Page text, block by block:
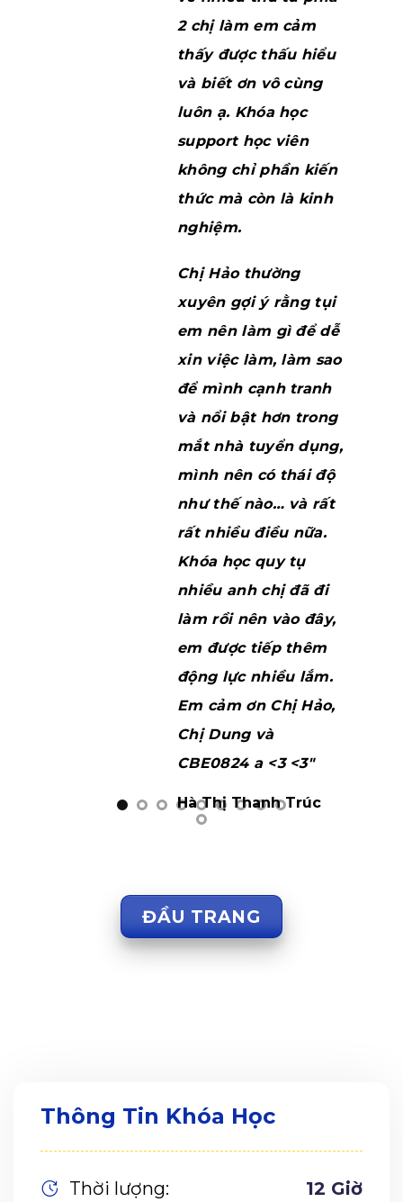
2 chị làm em cảm
thấy được thấu hiểu
và biết ơn vô cùng
luôn ạ. Khóa học
support học viên
không chỉ phần kiến
thức mà còn là kinh
nghiệm.
Chị Hảo thường
xuyên gợi ý rằng tụi
em nên làm gì để dễ
xin việc làm, làm sao
để mình cạnh tranh
và nổi bật hơn trong
mắt nhà tuyển dụng,
mình nên có thái độ
như thế nào… và rất
rất nhiều điều nữa.
Khóa học quy tụ
nhiều anh chị đã đi
làm rồi nên vào đây,
em được tiếp thêm
động lực nhiều lắm.
Em cảm ơn Chị Hảo,
Chị Dung và
CBE0824 a <3 <3″
Hà Thị Thanh Trúc
ĐẦU TRANG
Thông Tin Khóa Học
Thời lượng: 12 Giờ